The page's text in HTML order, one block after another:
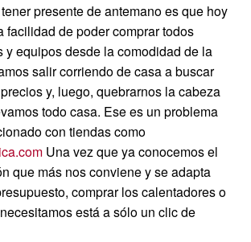
presente de antemano es que hoy
facilidad de poder comprar todos
y equipos desde la comodidad de la
salir corriendo de casa a buscar
y, luego, quebrarnos la cabeza
todo casa. Ese es un problema
con tiendas como
Una vez que ya conocemos el
que más nos conviene y se adapta
comprar los calentadores o
está a sólo un clic de